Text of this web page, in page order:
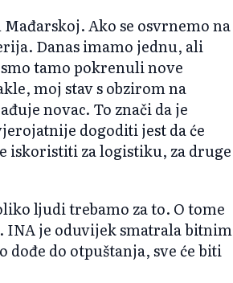
Ako se osvrnemo na
Danas imamo jednu, ali
tamo pokrenuli nove
moj stav s obzirom na
novac. To znači da je
dogoditi jest da će
iskoristiti za logistiku, za druge
ljudi trebamo za to. O tome
INA je oduvijek smatrala bitnim
dođe do otpuštanja, sve će biti